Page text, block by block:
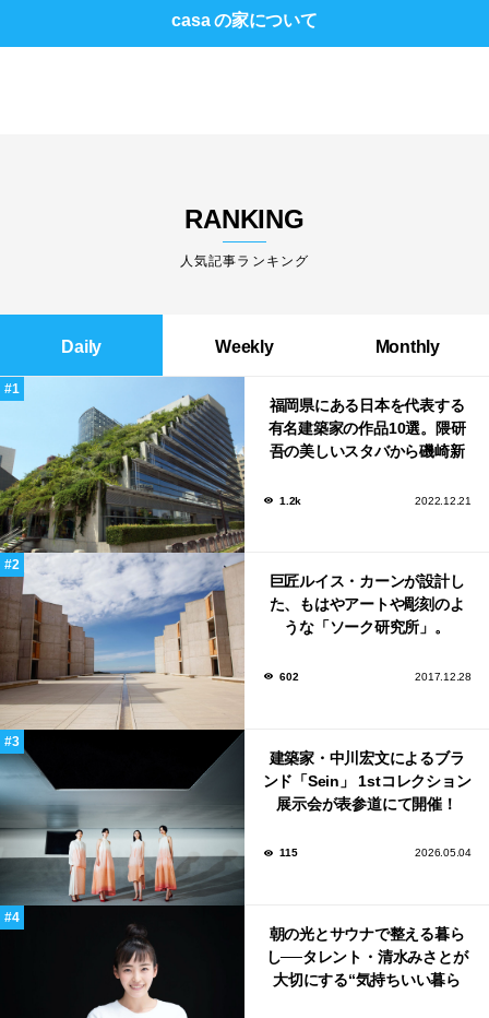
casa の家について
RANKING
人気記事ランキング
Daily Weekly Monthly
福岡県にある日本を代表する
有名建築家の作品10選。隈研
吾の美しいスタバから磯崎新
1.2k 2022.12.21
巨匠ルイス・カーンが設計し
た、もはやアートや彫刻のよ
うな「ソーク研究所」。
602 2017.12.28
建築家・中川宏文によるブラ
ンド「Sein」 1stコレクション
展示会が表参道にて開催！
115 2026.05.04
朝の光とサウナで整える暮ら
し──タレント・清水みさとが
大切にする“気持ちいい暮ら